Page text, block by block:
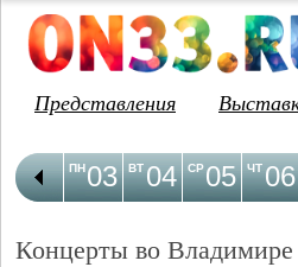
Представления
03
ПН 04
ВТ 05
СР 06
ЧТ
Концерты во Владимире